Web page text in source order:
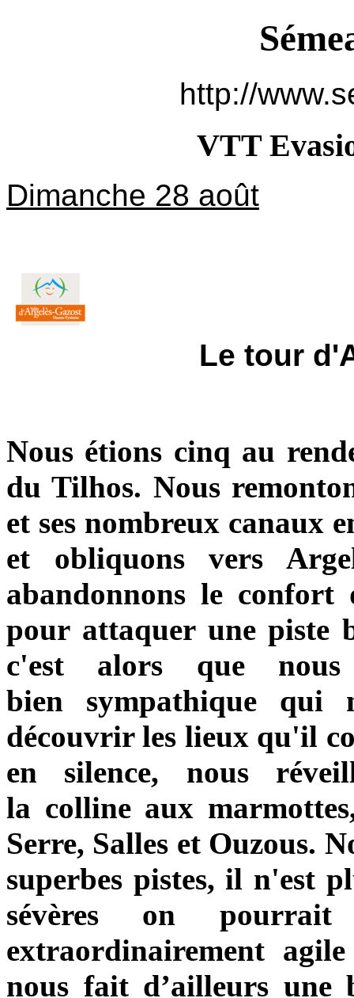
http://
VTT
Dimanche 28 août
Le tour
Nous étions cinq au
du Tilhos. Nous
et ses nombreux canaux
et obliquons vers
abandonnons le confort
pour attaquer une piste
c'est alors que
bien sympathique qui
découvrir les lieux qu'il
en silence, nous
la colline aux
Serre, Salles et Ouzous.
superbes pistes, il n'est
sévères on
extraordinairement
nous fait d’ailleurs une